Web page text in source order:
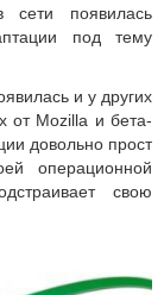
сети появилась
под тему
и у других
от Mozilla и бета-
довольно прост
операционной
свою